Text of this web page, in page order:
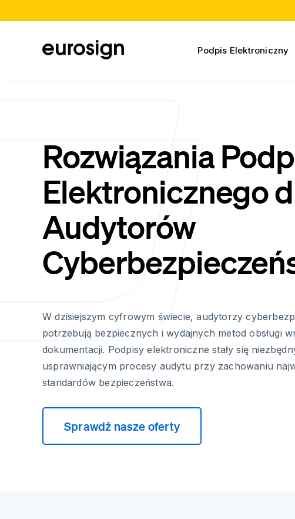
Podpis Elektroniczny
Rozwiązania
Elektronicznego
Audytorów
W dzisiejszym cyfrowym świecie, audytorzy
potrzebują bezpiecznych i wydajnych metod obsługi
dokumentacji. Podpisy elektroniczne stały się
usprawniającym procesy audytu przy zachowaniu
standardów bezpieczeństwa.
Sprawdź nasze oferty